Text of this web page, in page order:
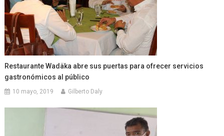
Restaurante Wadäka abre sus puertas para ofrecer servicios
gastronómicos al público
10 mayo, 2019 Gilberto Daly